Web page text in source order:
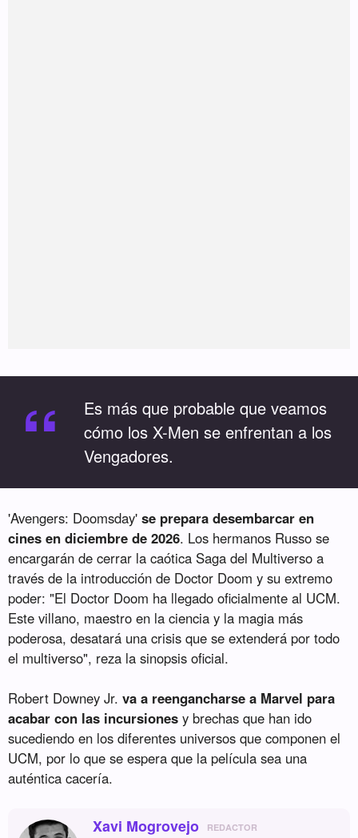
“
Es más que probable que veamos
cómo los X-Men se enfrentan a los
Vengadores.
'Avengers: Doomsday'se prepara desembarcar en
cines en diciembre de 2026. Los hermanos Russo se
encargarán de cerrar la caótica Saga del Multiverso a
través de la introducción de Doctor Doom y su extremo
poder: "El Doctor Doom ha llegado oficialmente al UCM.
Este villano, maestro en la ciencia y la magia más
poderosa, desatará una crisis que se extenderá por todo
el multiverso", reza la sinopsis oficial.
Robert Downey Jr.va a reengancharse a Marvel para
acabar con las incursiones y brechas que han ido
sucediendo en los diferentes universos que componen el
UCM, por lo que se espera que la película sea una
auténtica cacería.
Xavi Mogrovejo REDACTOR